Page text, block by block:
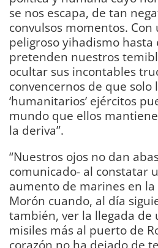
se nos escapa, de tan
convulsos momentos.
peligroso yihadismo hasta
pretenden nuestros
ocultar sus incontables
convencernos de que solo
‘humanitarios’ ejércitos
mundo que ellos
la deriva”.
“Nuestros ojos no dan
comunicado- al constatar
aumento de marines en la
Morón cuando, al día
también, ver la llegada de
misiles más al puerto de